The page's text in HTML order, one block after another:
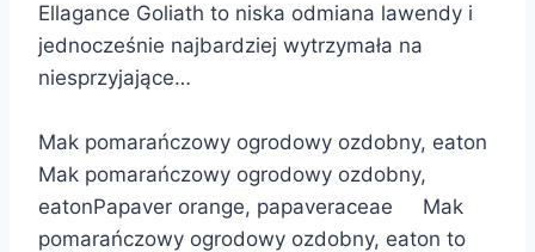
Ellagance Goliath to niska odmiana lawendy i
jednocześnie najbardziej wytrzymała na
niesprzyjające…
Mak pomarańczowy ogrodowy ozdobny, eaton
Mak pomarańczowy ogrodowy ozdobny,
eatonPapaver orange, papaveraceae Mak
pomarańczowy ogrodowy ozdobny, eaton to